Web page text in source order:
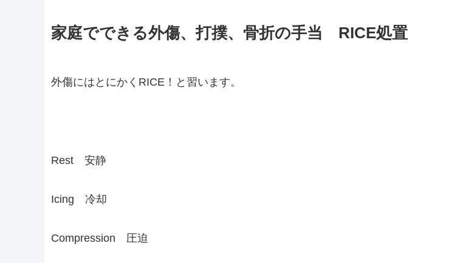
家庭でできる外傷、打撲、骨折の手当 RICE処置
外傷にはとにかくRICE！と習います。
Rest 安静
Icing 冷却
Compression 圧迫